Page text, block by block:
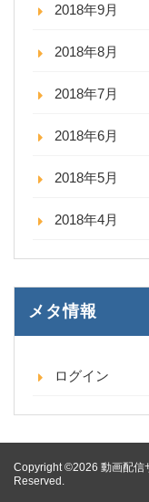
2018年9月
2018年8月
2018年7月
2018年6月
2018年5月
2018年4月
メタ情報
ログイン
Copyright ©2026 動画配信
Reserved.